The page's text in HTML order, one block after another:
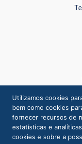
Utilizamos cookies
bem como cookies
fornecer recursos de
estatísticas e
cookies e sobre a